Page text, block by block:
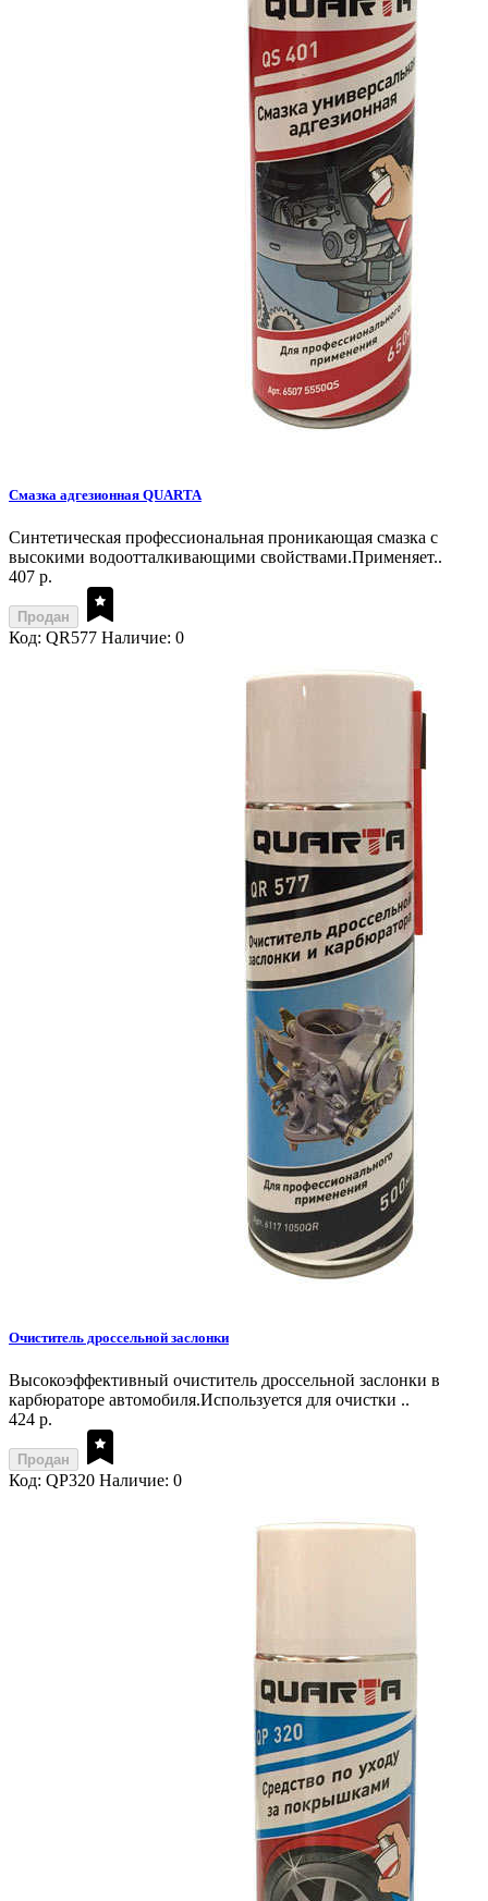
Смазка адгезионная QUARTA
Синтетическая профессиональная проникающая смазка с
высокими водоотталкивающими свойствами.Применяет..
407 р.
Продан
Код: QR577 Наличие: 0
Очиститель дроссельной заслонки
Высокоэффективный очиститель дроссельной заслонки в
карбюраторе автомобиля.Используется для очистки ..
424 р.
Продан
Код: QP320 Наличие: 0